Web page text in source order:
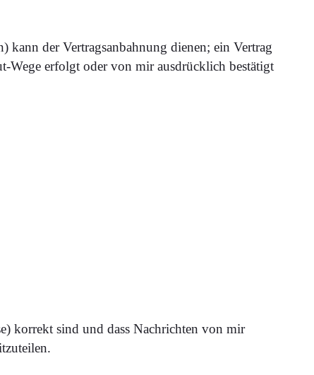
der Vertragsanbahnung dienen; ein Vertrag
Wege erfolgt oder von mir ausdrücklich bestätigt
korrekt sind und dass Nachrichten von mir